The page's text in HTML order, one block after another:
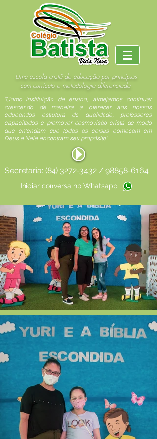
Uma escola cristã de educação por princípios
com currículo e metodologia diferenciada.
"Como instituição de ensino, almejamos continuar
crescendo de maneira a oferecer aos nossos
educandos estrutura de qualidade, professores
capacitados e promover cosmovisão cristã de modo
que entendam que todas as coisas começam em
Deus e Nele encontram seu propósito".
Secretaria: (84) 3272-3432 / 98858-6164
Iniciar conversa no Whatsapp